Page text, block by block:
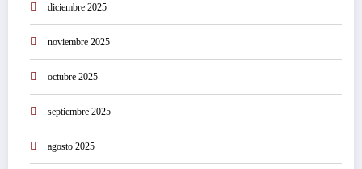
diciembre 2025
noviembre 2025
octubre 2025
septiembre 2025
agosto 2025